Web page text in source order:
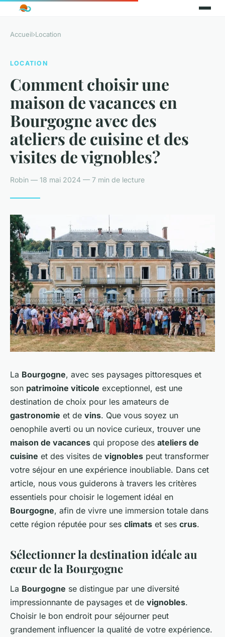
Accueil›Location
LOCATION
Comment choisir une
maison de vacances en
Bourgogne avec des
ateliers de cuisine et des
visites de vignobles?
Robin — 18 mai 2024 — 7 min de lecture
La Bourgogne, avec ses paysages pittoresques et
son patrimoine viticole exceptionnel, est une
destination de choix pour les amateurs de
gastronomie et de vins. Que vous soyez un
oenophile averti ou un novice curieux, trouver une
maison de vacances qui propose des ateliers de
cuisine et des visites de vignobles peut transformer
votre séjour en une expérience inoubliable. Dans cet
article, nous vous guiderons à travers les critères
essentiels pour choisir le logement idéal en
Bourgogne, afin de vivre une immersion totale dans
cette région réputée pour ses climats et ses crus.
Sélectionner la destination idéale au
cœur de la Bourgogne
La Bourgogne se distingue par une diversité
impressionnante de paysages et de vignobles.
Choisir le bon endroit pour séjourner peut
grandement influencer la qualité de votre expérience.